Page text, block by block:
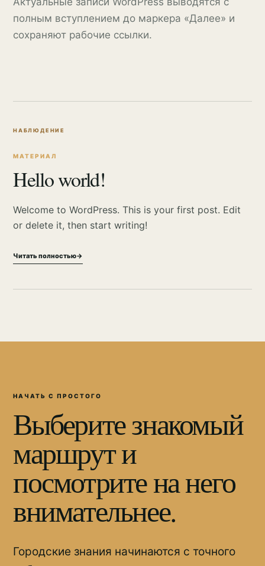
полным вступлением до маркера «Далее» и
сохраняют рабочие ссылки.
МАТЕРИАЛ
Hello world!
Welcome to WordPress. This is your first post. Edit
or delete it, then start writing!
Читать полностью→
НАЧАТЬ С ПРОСТОГО
Выберите знакомый
маршрут и
посмотрите на него
внимательнее.
Городские знания начинаются с точного